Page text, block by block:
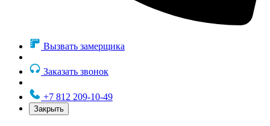
Вызвать замерщика
Заказать звонок
+7 812 209-10-49
Закрыть